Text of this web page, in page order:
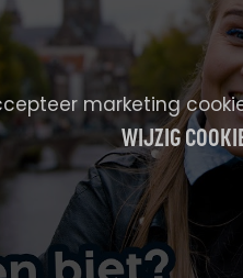
marketing
WIJZIG